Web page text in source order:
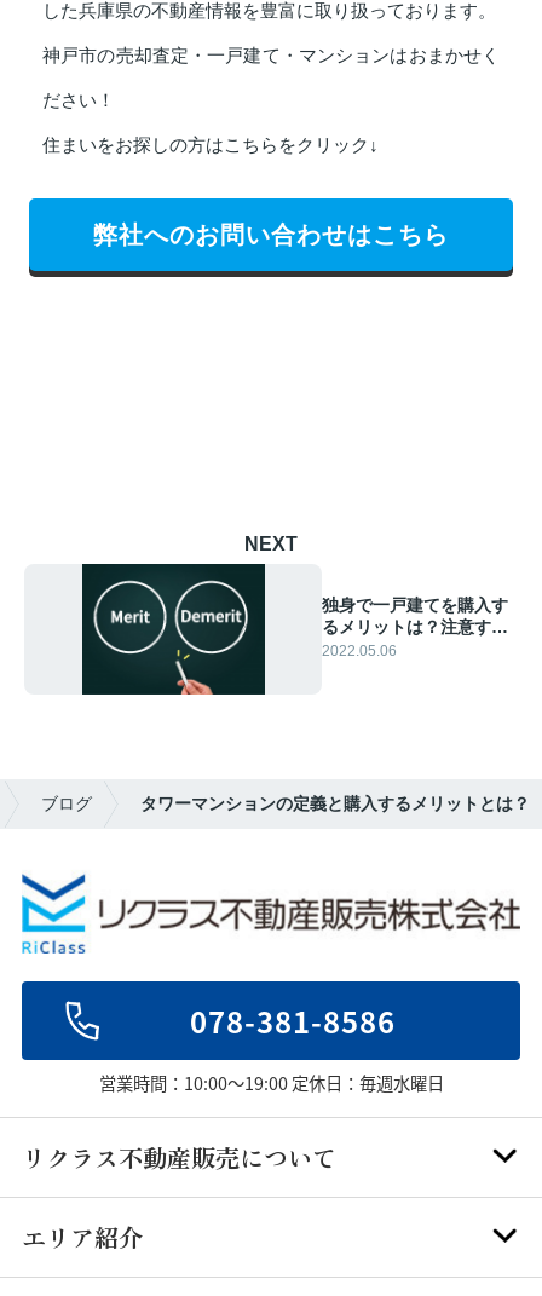
した兵庫県の不動産情報を豊富に取り扱っております。
神戸市の売却査定・一戸建て・マンションはおまかせく
ださい！
住まいをお探しの方はこちらをクリック↓
弊社へのお問い合わせはこちら
NEXT
独身で一戸建てを購入す
るメリットは？注意すべ
きポイント解説！
2022.05.06
ブログ タワーマンションの定義と購入するメリットとは？
078-381-8586
営業時間：10:00～19:00 定休日：毎週水曜日
リクラス不動産販売について
エリア紹介